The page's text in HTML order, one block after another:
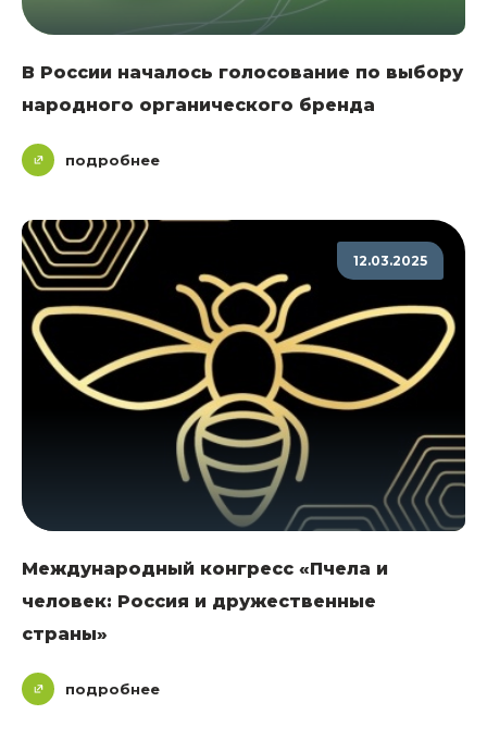
В России началось голосование по выбору
народного органического бренда
подробнее
12.03.2025
Международный конгресс «Пчела и
человек: Россия и дружественные
страны»
подробнее